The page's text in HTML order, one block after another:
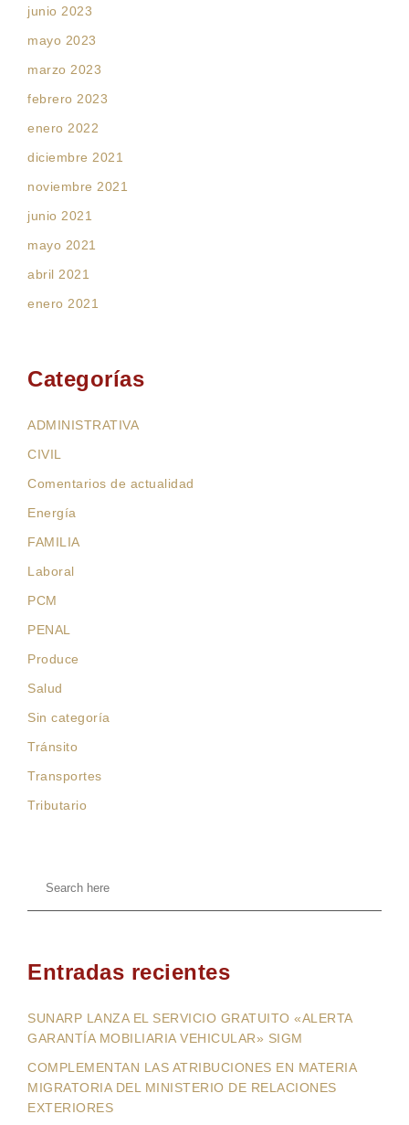
junio 2023
mayo 2023
marzo 2023
febrero 2023
enero 2022
diciembre 2021
noviembre 2021
junio 2021
mayo 2021
abril 2021
enero 2021
Categorías
ADMINISTRATIVA
CIVIL
Comentarios de actualidad
Energía
FAMILIA
Laboral
PCM
PENAL
Produce
Salud
Sin categoría
Tránsito
Transportes
Tributario
Entradas recientes
SUNARP LANZA EL SERVICIO GRATUITO «ALERTA
GARANTÍA MOBILIARIA VEHICULAR» SIGM
COMPLEMENTAN LAS ATRIBUCIONES EN MATERIA
MIGRATORIA DEL MINISTERIO DE RELACIONES
EXTERIORES